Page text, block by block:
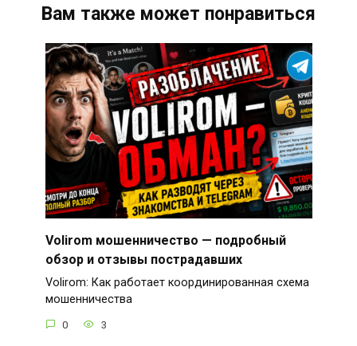
Вам также может понравиться
Volirom мошенничество — подробный
обзор и отзывы пострадавших
Volirom: Как работает координированная схема
мошенничества
0 3